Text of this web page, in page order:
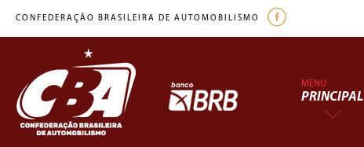
CONFEDERAÇÃO BRASILEIRA DE AUTOMOBILISMO
MENU
PRINCIPAL